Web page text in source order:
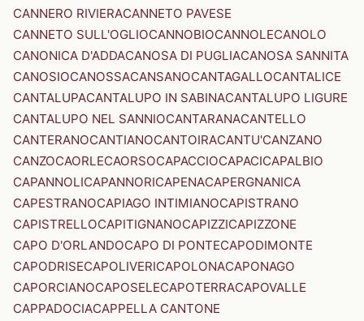
CANNERO RIVIERACANNETO PAVESE
CANNETO SULL'OGLIOCANNOBIOCANNOLECANOLO
CANONICA D'ADDACANOSA DI PUGLIACANOSA SANNITA
CANOSIOCANOSSACANSANOCANTAGALLOCANTALICE
CANTALUPACANTALUPO IN SABINACANTALUPO LIGURE
CANTALUPO NEL SANNIOCANTARANACANTELLO
CANTERANOCANTIANOCANTOIRACANTU'CANZANO
CANZOCAORLECAORSOCAPACCIOCAPACICAPALBIO
CAPANNOLICAPANNORICAPENACAPERGNANICA
CAPESTRANOCAPIAGO INTIMIANOCAPISTRANO
CAPISTRELLOCAPITIGNANOCAPIZZICAPIZZONE
CAPO D'ORLANDOCAPO DI PONTECAPODIMONTE
CAPODRISECAPOLIVERICAPOLONACAPONAGO
CAPORCIANOCAPOSELECAPOTERRACAPOVALLE
CAPPADOCIACAPPELLA CANTONE